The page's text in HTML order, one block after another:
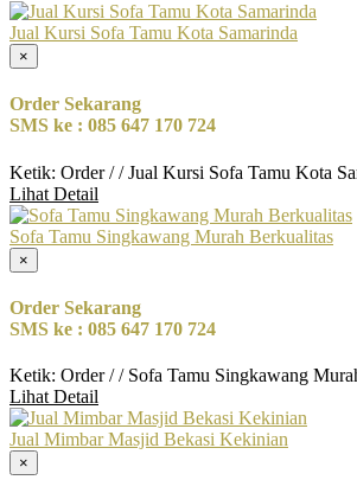
Jual Kursi Sofa Tamu Kota Samarinda
×
Order Sekarang
SMS ke : 085 647 170 724
Ketik: Order / / Jual Kursi Sofa Tamu Kota
Lihat Detail
Sofa Tamu Singkawang Murah Berkualitas
×
Order Sekarang
SMS ke : 085 647 170 724
Ketik: Order / / Sofa Tamu Singkawang
Lihat Detail
Jual Mimbar Masjid Bekasi Kekinian
×